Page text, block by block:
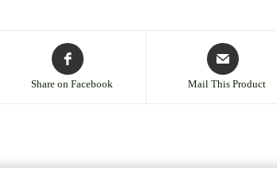
Share on Facebook Mail This Product